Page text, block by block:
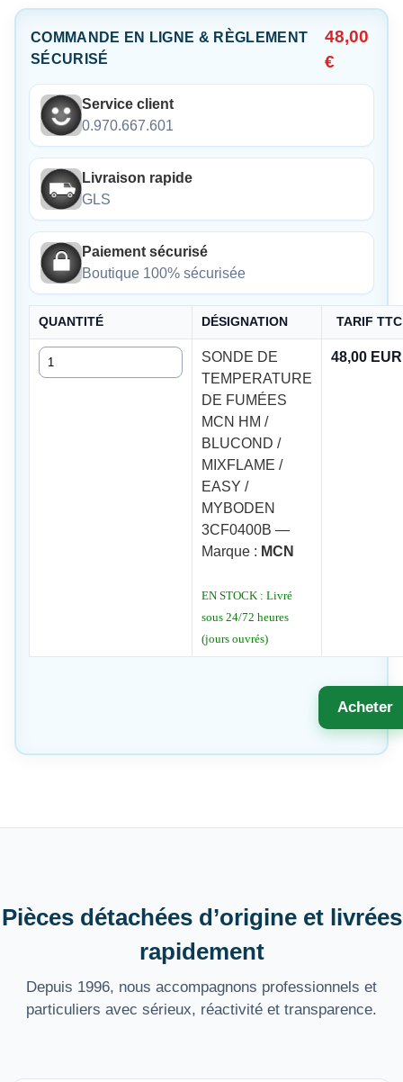
COMMANDE EN LIGNE & RÈGLEMENT
SÉCURISÉ
48,00
€
Service client
0.970.667.601
Livraison rapide
GLS
Paiement sécurisé
Boutique 100% sécurisée
QUANTITÉ DÉSIGNATION TARIF TTC
Quantité
SONDE DE
TEMPERATURE
DE FUMÉES
MCN HM /
BLUCOND /
MIXFLAME /
EASY /
MYBODEN
3CF0400B —
Marque : MCN
EN STOCK : Livré
sous 24/72 heures
(jours ouvrés)
48,00 EUR
Acheter
Pièces détachées d’origine et livrées
rapidement
Depuis 1996, nous accompagnons professionnels et
particuliers avec sérieux, réactivité et transparence.